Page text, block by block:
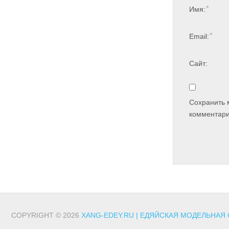
Имя:*
Email:*
Сайт:
Сохранить
COPYRIGHT © 2026 XANG-EDEY.RU | ЕДЯЙСКАЯ